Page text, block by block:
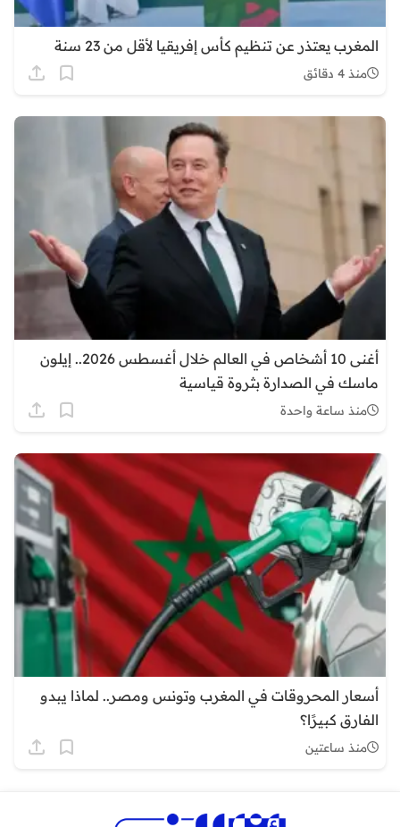
المغرب يعتذر عن تنظيم كأس إفريقيا لأقل من 23 سنة
منذ 4 دقائق
أغنى 10 أشخاص في العالم خلال أغسطس 2026.. إيلون
ماسك في الصدارة بثروة قياسية
منذ ساعة واحدة
أسعار المحروقات في المغرب وتونس ومصر.. لماذا يبدو
الفارق كبيرًا؟
منذ ساعتين